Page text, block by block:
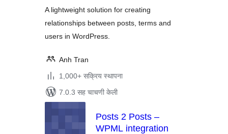
A lightweight solution for creating
relationships between posts, terms and
users in WordPress.
Anh Tran
1,000+ सक्रिय स्थापना
7.0.3 सह चाचणी केली
Posts 2 Posts –
WPML integration